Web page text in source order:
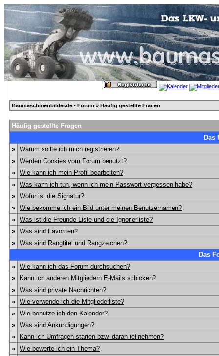
Baumaschinenbilder.de - Forum » Häufig gestellte Fragen
Häufig gestellte Fragen
Das
» Warum sollte ich mich registrieren?
» Werden Cookies vom Forum benutzt?
» Wie kann ich mein Profil bearbeiten?
» Was kann ich tun, wenn ich mein Passwort vergessen habe?
» Wofür ist die Signatur?
» Wie bekomme ich ein Bild unter meinen Benutzernamen?
» Was ist die Freunde-Liste und die Ignorierliste?
» Was sind Favoriten?
» Was sind Rangtitel und Rangzeichen?
Das
» Wie kann ich das Forum durchsuchen?
»
Kann ich anderen Mitgliedern E-Mails schicken?
» Was sind private Nachrichten?
» Wie verwende ich die Mitgliederliste?
» Wie benutze ich den Kalender?
» Was sind Ankündigungen?
»
Kann ich Umfragen starten bzw. daran teilnehmen?
» Wie bewerte ich ein Thema?